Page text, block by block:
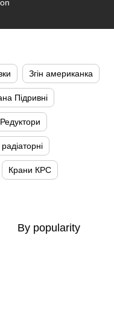
Згін американка
Підривні
Редуктори
Крани КРС
By popularity